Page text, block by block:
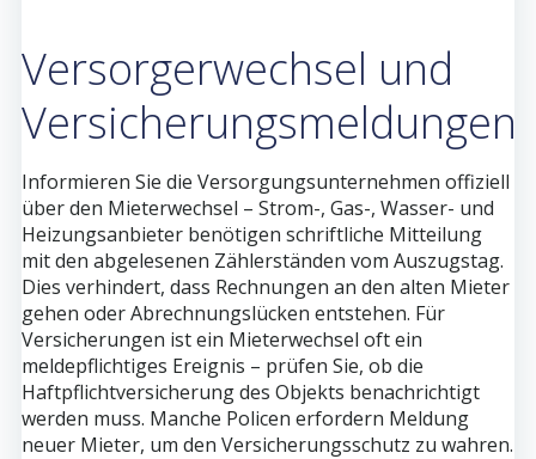
Versorgerwechsel und
Versicherungsmeldungen
Informieren Sie die Versorgungsunternehmen offiziell
über den Mieterwechsel – Strom-, Gas-, Wasser- und
Heizungsanbieter benötigen schriftliche Mitteilung
mit den abgelesenen Zählerständen vom Auszugstag.
Dies verhindert, dass Rechnungen an den alten Mieter
gehen oder Abrechnungslücken entstehen. Für
Versicherungen ist ein Mieterwechsel oft ein
meldepflichtiges Ereignis – prüfen Sie, ob die
Haftpflichtversicherung des Objekts benachrichtigt
werden muss. Manche Policen erfordern Meldung
neuer Mieter, um den Versicherungsschutz zu wahren.